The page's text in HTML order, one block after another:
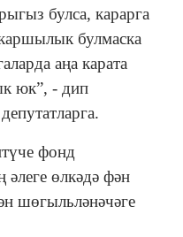
булса, карарга
булмаска
аңа карата
юк”, - дип
фонд
өлкәдә фән
шөгыльләнәчәге